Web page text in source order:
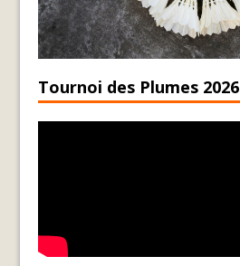
Tournoi des Plumes 2026